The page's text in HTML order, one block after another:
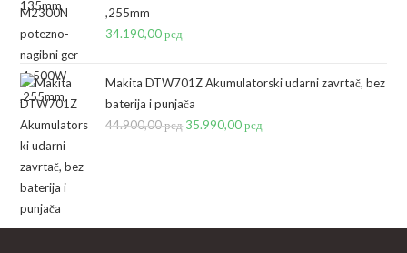
,255mm
34.190,00рсд
Makita DTW701Z Akumulatorski udarni zavrtač, bez
baterija i punjača
44.900,00рсд Originalna
35.990,00рсд